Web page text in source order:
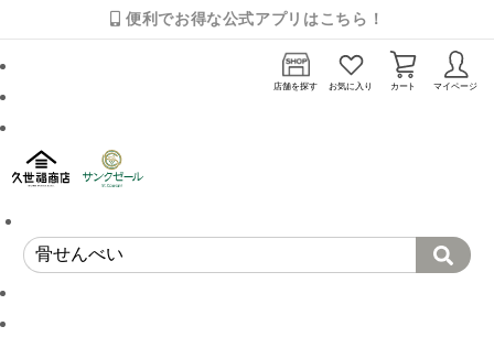
便利でお得な公式アプリはこちら！
店舗を探す お気に入り カート マイページ